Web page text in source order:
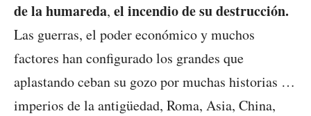
dela humareda, el incendio de su destrucción.
Las guerras, el poder económico y muchos
factores han configurado los grandes que
aplastando ceban su gozo por muchas historias …
imperios de la antigüedad, Roma, Asia, China,